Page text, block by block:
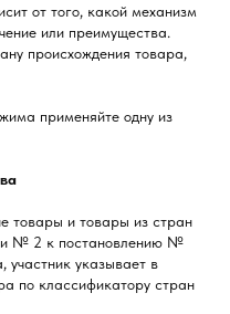
от того, какой механизм
или преимущества.
происхождения товара,
применяйте одну из
товары и товары из стран
и № 2 к постановлению №
участник указывает в
по классификатору стран